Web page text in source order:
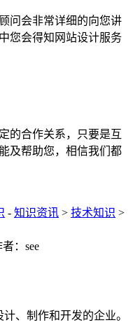
问会非常详细的向您讲
您会得知网站设计服务
的合作关系，只要是互
及帮助您，相信我们都
- 知识资讯 > 技术知识 >
：see
、制作和开发的企业。